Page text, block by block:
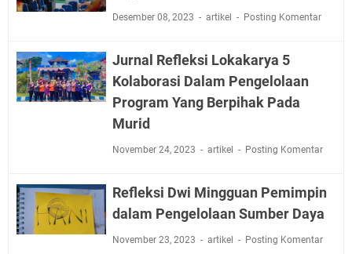
Desember 08, 2023 artikel Posting Komentar
Jurnal Refleksi Lokakarya 5
Kolaborasi Dalam Pengelolaan
Program Yang Berpihak Pada
Murid
November 24, 2023 artikel Posting Komentar
Refleksi Dwi Mingguan Pemimpin
dalam Pengelolaan Sumber Daya
November 23, 2023 artikel Posting Komentar